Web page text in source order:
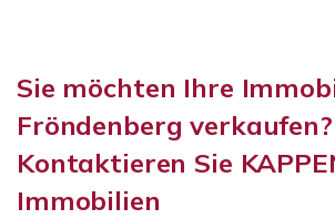
Sie möchten Ihre
Fröndenberg verkaufen?
Kontaktieren Sie
Immobilien